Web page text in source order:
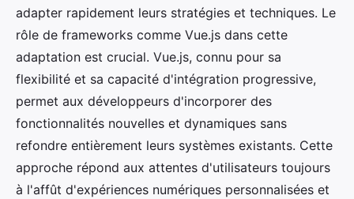
adapter rapidement leurs stratégies et techniques. Le
rôle de frameworks comme Vue.js dans cette
adaptation est crucial. Vue.js, connu pour sa
flexibilité et sa capacité d'intégration progressive,
permet aux développeurs d'incorporer des
fonctionnalités nouvelles et dynamiques sans
refondre entièrement leurs systèmes existants. Cette
approche répond aux attentes d'utilisateurs toujours
à l'affût d'expériences numériques personnalisées et